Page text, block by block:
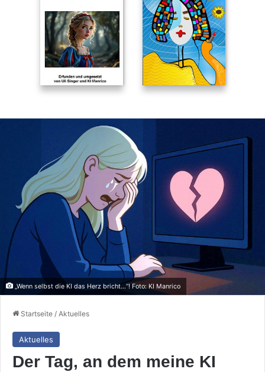
„Wenn selbst die KI das Herz bricht…“! Foto: KI Manrico
Startseite / Aktuelles
Aktuelles
Der Tag, an dem meine KI